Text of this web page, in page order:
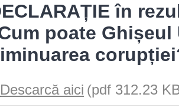
în
poate
Descarcă aici (pdf 312.23